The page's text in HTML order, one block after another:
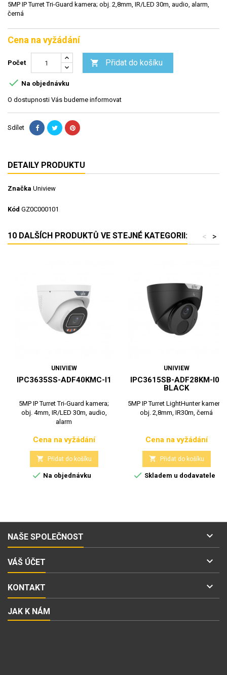
5MP IP Turret Tri-Guard kamera; obj. 2,8mm, IR/LED 30m, audio, alarm,
černá
Cena na vyžádání
Počet  Přidat do košíku
 Na objednávku
O dostupnosti Vás budeme informovat
Sdílet
DETAILY PRODUKTU
Značka Uniview
Kód GZ0C000101
10 DALŠÍCH PRODUKTŮ VE STEJNÉ KATEGORII: >
<
UNIVIEW
IPC3635SS-ADF40KMC-I1
5MP IP Turret Tri-Guard kamera;
obj. 4mm, IR/LED 30m, audio,
alarm
Cena
Cena na vyžádání
 Přidat do košíku
 Na objednávku
UNIVIEW
IPC3615SB-ADF28KM-I0-
BLACK
5MP IP Turret LightHunter kamera;
obj. 2,8mm, IR30m, černá
Cena
Cena na vyžádání
 Přidat do košíku
 Skladem u dodavatele
NAŠE SPOLEČNOST 
VÁŠ ÚČET 
KONTAKT 
JAK K NÁM